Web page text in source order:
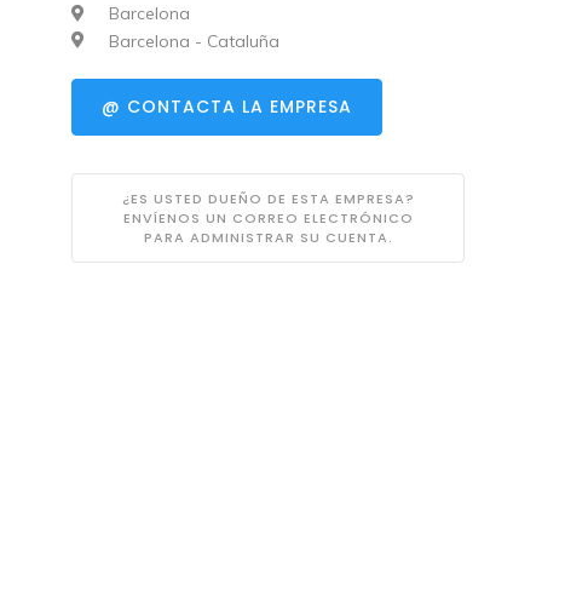
Barcelona
Barcelona - Cataluña
@ CONTACTA LA EMPRESA
¿ES USTED DUEÑO DE ESTA EMPRESA?
ENVÍENOS UN CORREO ELECTRÓNICO
PARA ADMINISTRAR SU CUENTA.